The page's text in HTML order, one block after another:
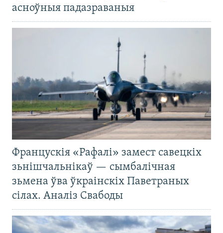
асноўныя падазраваныя
Францускія «Рафалі» замест савецкіх
зьнішчальнікаў — сымбалічная
зьмена ўва ўкраінскіх Паветраных
сілах. Аналіз Свабоды